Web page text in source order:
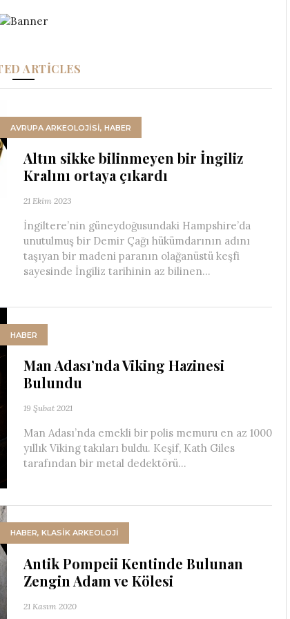
ARTICLES
AVRUPA ARKEOLOJISI, HABER
Altın sikke bilinmeyen bir İngiliz
Kralını ortaya çıkardı
21 Ekim 2023
İngiltere’nin güneydoğusundaki Hampshire’da
unutulmuş bir Demir Çağı hükümdarının adını
taşıyan bir madeni paranın olağanüstü keşfi
sayesinde İngiliz tarihinin az bilinen...
HABER
Man Adası’nda Viking Hazinesi
Bulundu
19 Şubat 2021
Man Adası’nda emekli bir polis memuru en az 1000
yıllık Viking takıları buldu. Keşif, Kath Giles
tarafından bir metal dedektörü...
HABER, KLASİK ARKEOLOJİ
Antik Pompeii Kentinde Bulunan
Zengin Adam ve Kölesi
21 Kasım 2020